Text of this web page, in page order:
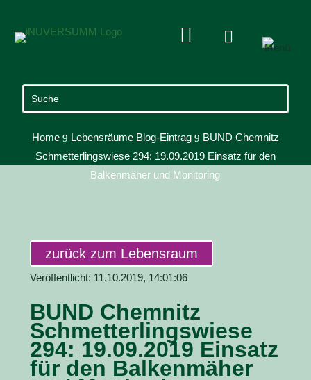
 
Home 9 Lebensräume Blog-Eintrag 9 BUND Chemnitz
Schmetterlingswiese 294: 19.09.2019 Einsatz für den
Balkenmäher und Monitoring
zurück zum Lebensraum
Veröffentlicht: 11.10.2019, 14:01:06
BUND Chemnitz
Schmetterlingswiese
294: 19.09.2019 Einsatz
für den Balkenmäher